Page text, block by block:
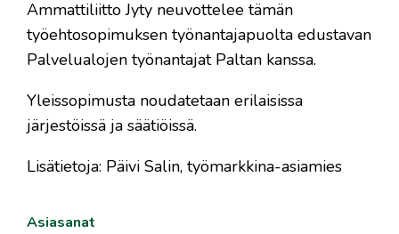
Ammattiliitto Jyty neuvottelee tämän
työehtosopimuksen työnantajapuolta edustavan
Palvelualojen työnantajat Paltan kanssa.
Yleissopimusta noudatetaan erilaisissa
järjestöissä ja säätiöissä.
Lisätietoja: Päivi Salin, työmarkkina-asiamies
Asiasanat